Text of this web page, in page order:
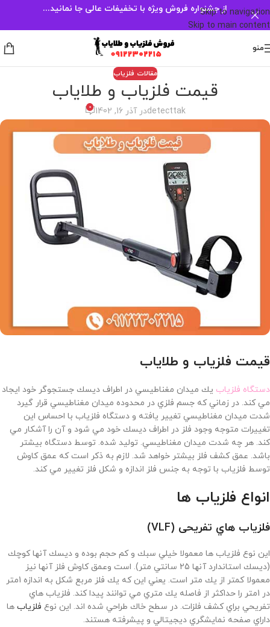
Skip to navigation
Skip to main content
از جشنواره فروش ویژه با تخفیفات عالی جا نمانید...
منو
مقالات فلزیاب
قیمت فلزیاب و طلایاب
detecttakدر آذر 16, 1402 0
قیمت فلزیاب و طلایاب
دستگاه فلزياب يك ميدان مغناطيسي در اطراف ديسك جستجوگر خود ايجاد
مي كند. در زماني كه جسم فلزي در محدوده ميدان مغناطيسي قرار گيرد
شدت ميدان مغناطيسي تغيير يافته و دستگاه فلزياب با احساس اين
تغييرات متوجه وجود فلز در اطراف ديسك خود مي شود و آن را آشكار مي
كند. هر چه شدت ميدان مغناطيسي. توليد شده. توسط دستگاه بيشتر
باشد. عمق كشف فلز بيشتر خواهد شد. لازم به ذكر است كه عمق كاوش
توسط فلزياب با توجه به جنس فلز اندازه و شكل فلز تغيير مي كند.
انواع فلزیاب ها
فلزياب هاي تفريحی (VLF)
اين نوع فلزياب ها معمولا خيلي سبك و كم حجم بوده و ديسك آنها كوچك
(ديسك استاندارد آنها 25 سانتي متر). است وعمق كاوش فلز آنها نيز
معمولا كمتر از يك متر است. يعني اين كه يك فلز مربع شكل به اندازه 1متر
در 1متر را حداكثر از فاصله يك متري مي توانند پيدا كند. فلزياب هاي
تفريحي براي كشف فلزات. در سطح خاك طراحي شده اند. اين نوع فلزياب ها
داراي صفحه نمايشگري ديجيتالي و پيشرفته هستند.